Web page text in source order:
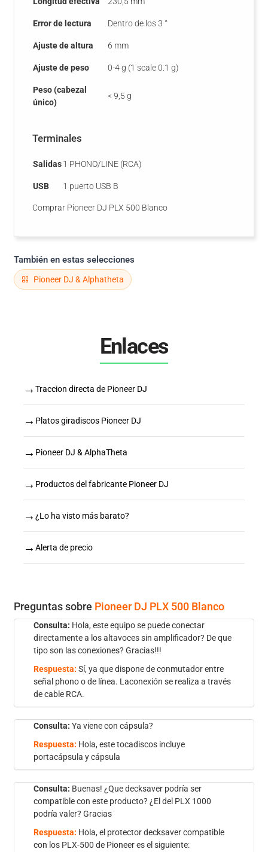
Error de lectura Dentro de los 3 °
Ajuste de altura 6 mm
Ajuste de peso 0-4 g (1 scale 0.1 g)
Peso (cabezal
único)
< 9,5 g
Terminales
Salidas1 PHONO/LINE (RCA)
USB 1 puerto USB B
Comprar Pioneer DJ PLX 500 Blanco
También en estas selecciones
Pioneer DJ & Alphatheta
Enlaces
→ Traccion directa de Pioneer DJ
→ Platos giradiscos Pioneer DJ
→ Pioneer DJ & AlphaTheta
→ Productos del fabricante Pioneer DJ
→ ¿Lo ha visto más barato?
→ Alerta de precio
Preguntas sobre Pioneer DJ PLX 500 Blanco
Consulta: Hola, este equipo se puede conectar
directamente a los altavoces sin amplificador? De que
tipo son las conexiones? Gracias!!!
Respuesta: Sí, ya que dispone de conmutador entre
señal phono o de línea. Laconexión se realiza a través
de cable RCA.
Consulta: Ya viene con cápsula?
Respuesta: Hola, este tocadiscos incluye
portacápsula y cápsula
Consulta: Buenas! ¿Que decksaver podría ser
compatible con este producto? ¿El del PLX 1000
podría valer? Gracias
Respuesta: Hola, el protector decksaver compatible
con los PLX-500 de Pioneer es el siguiente: